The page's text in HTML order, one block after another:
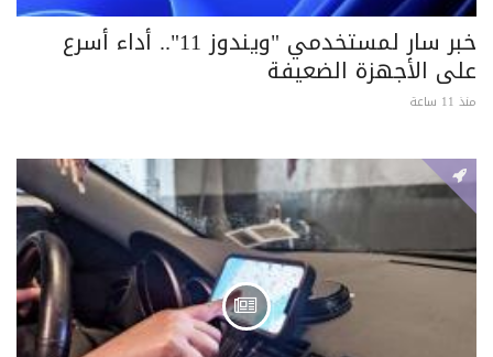
خبر سار لمستخدمي "ويندوز 11".. أداء أسرع
على الأجهزة الضعيفة
منذ 11 ساعة